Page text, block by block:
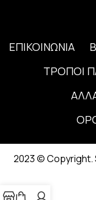
ΕΠΙΚΟΙΝΩΝΙΑ
ΤΡΟΠΟΙ
2023 © Copyright.